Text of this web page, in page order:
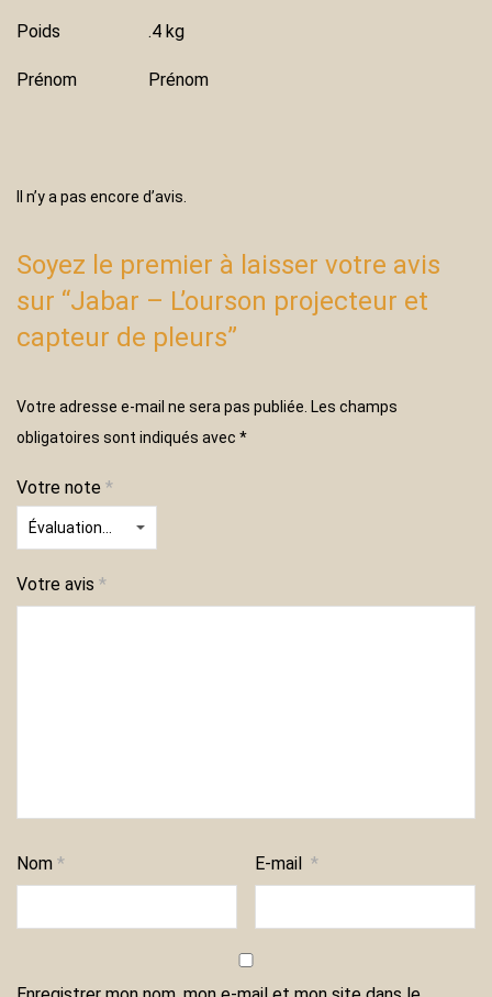
Poids .4 kg
Prénom Prénom
Il n’y a pas encore d’avis.
Soyez le premier à laisser votre avis
sur “Jabar – L’ourson projecteur et
capteur de pleurs”
Votre adresse e-mail ne sera pas publiée. Les champs
obligatoires sont indiqués avec *
Votre note *
Votre avis *
Nom * E-mail*